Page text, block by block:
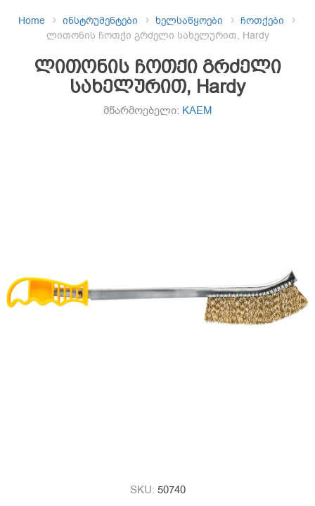
Home ინსტრუმენტები ხელსაწყოები
ჩოთქები
ლითონის ჩოთქი გრძელი სახელურით, Hardy
ლითონის ჩოთქი გრძელი
სახელურით, Hardy
მწარმოებელი: KAEM
SKU: 50740